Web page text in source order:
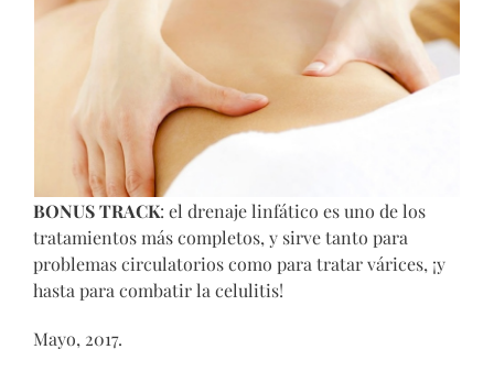
BONUS TRACK: el drenaje linfático es uno de los
tratamientos más completos, y sirve tanto para
problemas circulatorios como para tratar várices, ¡y
hasta para combatir la celulitis!
Mayo, 2017.